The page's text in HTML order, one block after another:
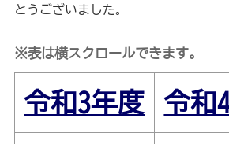
とうございました｡
※表は横スクロールできます。
令和3年度 令和